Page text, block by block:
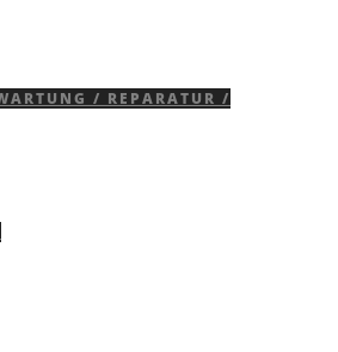
/ REPARATUR /